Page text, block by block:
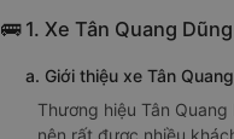
🚌 1. Xe Tân Quang
a. Giới thiệu xe Tân
Thương hiệu Tân